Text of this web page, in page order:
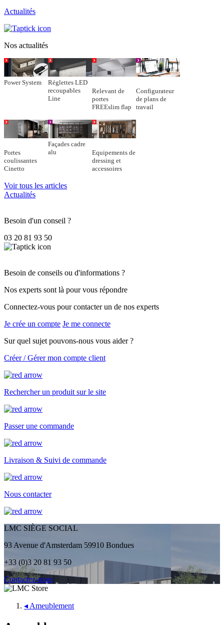
Actualités
Nos actualités
Power System
Réglettes LED
recoupables
Line
Relevant de
portes
FREEslim flap
Configurateur
de plans de
travail
Portes
coulissantes
Cinetto
Façades cadre
alu
Equipements de
dressing et
accessoires
Voir tous les articles
Actualités
Besoin d'un conseil ?
03 20 81 93 50
Besoin de conseils ou d'informations ?
Nos experts sont là pour vous répondre
Connectez-vous pour contacter un de nos experts
Je crée un compte Je me connecte
Sur quel sujet pouvons-nous vous aider ?
Créer / Gérer mon compte client
Rechercher un produit sur le site
Passer une commande
Livraison & Suivi de commande
Nous contacter
LMC SIÈGE SOCIAL
93 Avenue d'Amsterdam 59910 Bondues
+33 (0)3 20 81 93 50
Contactez-nous
◂ Ameublement